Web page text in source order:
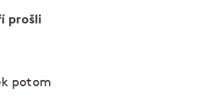
prošli
potom